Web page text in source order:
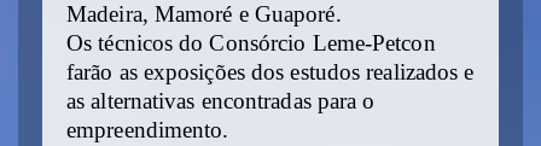
Madeira, Mamoré e Guaporé.
Os técnicos do Consórcio Leme-Petcon
farão as exposições dos estudos realizados e
as alternativas encontradas para o
empreendimento.